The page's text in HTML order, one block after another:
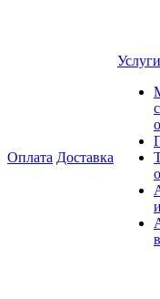
Оплата Доставка
Услуги